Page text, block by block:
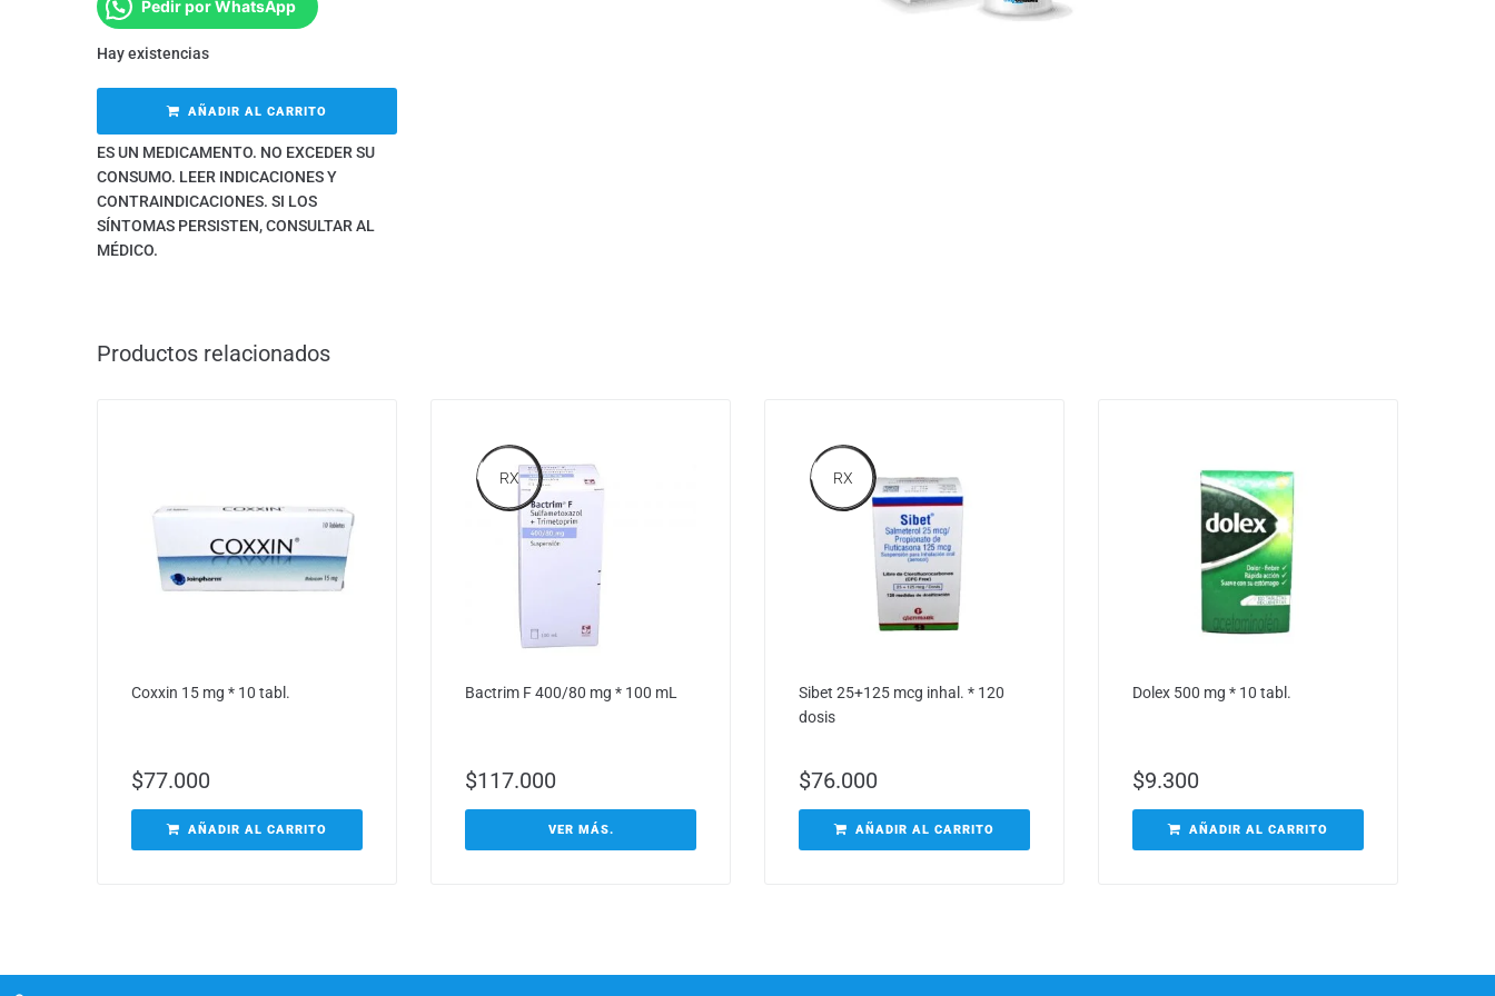
Pedir por WhatsApp
Hay existencias
AÑADIR AL CARRITO
ES UN MEDICAMENTO. NO EXCEDER SU
CONSUMO. LEER INDICACIONES Y
CONTRAINDICACIONES. SI LOS
SÍNTOMAS PERSISTEN, CONSULTAR AL
MÉDICO.
Productos relacionados
Coxxin 15 mg * 10 tabl.
$77.000
AÑADIR AL CARRITO
RX
Bactrim F 400/80 mg * 100 mL
$117.000
VER MÁS.
RX
Sibet 25+125 mcg inhal. * 120
dosis
$76.000
AÑADIR AL CARRITO
Dolex 500 mg * 10 tabl.
$9.300
AÑADIR AL CARRITO